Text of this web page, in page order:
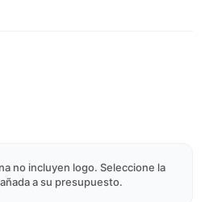
no incluyen logo. Seleccione la
a su presupuesto.